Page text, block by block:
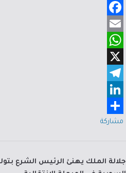
F
a
e
b
o
o
E
m
a
W
h
a
s
p
X
T
e
l
r
i
e
مشاركة
جلالة الملك يهنئ الرئيس الشرع